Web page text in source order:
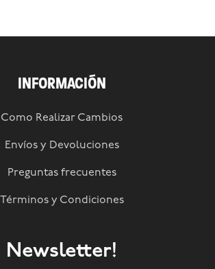
INFORMACIÓN
Como Realizar Cambios
Envíos y Devoluciones
Preguntas frecuentes
Términos y Condiciones
Newsletter!